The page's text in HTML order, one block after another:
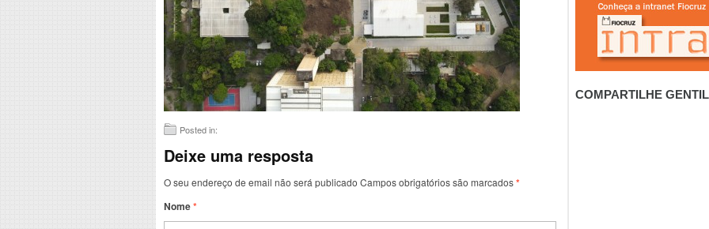
Posted in:
Deixe uma resposta
O seu endereço de email não será publicado Campos obrigatórios são marcados*
Nome*
COMPARTILHE